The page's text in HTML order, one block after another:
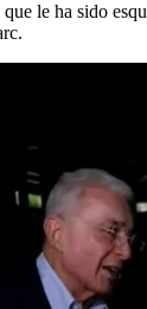
le ha sido